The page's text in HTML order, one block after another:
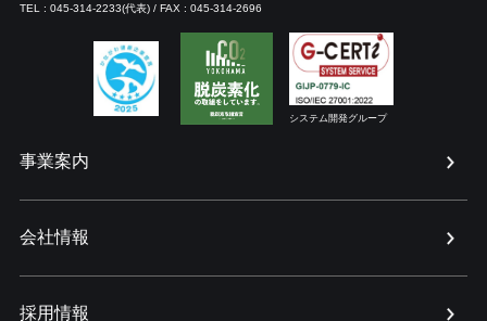
TEL : 045-314-2233(代表) / FAX : 045-314-2696
システム開発グループ
事業案内
メニューを開く
会社情報
メニューを開く
採用情報
メニューを開く